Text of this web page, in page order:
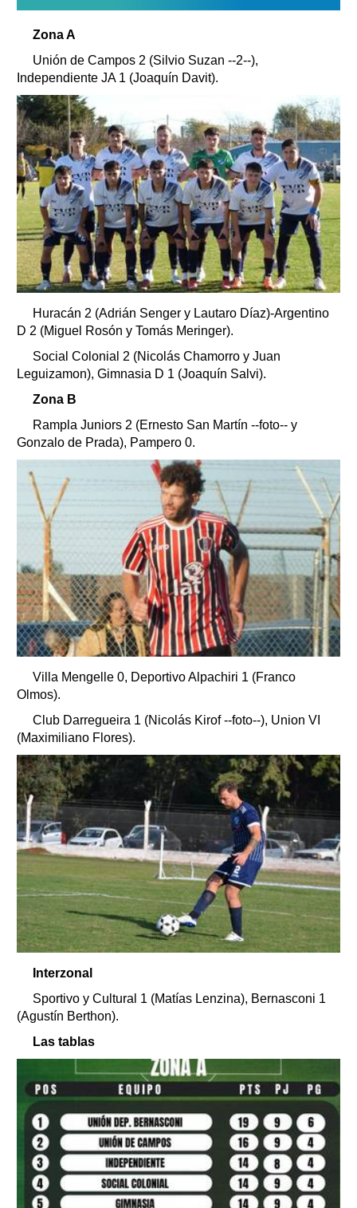
Zona A
Unión de Campos 2 (Silvio Suzan --2--),
Independiente JA 1 (Joaquín Davit).
Huracán 2 (Adrián Senger y Lautaro Díaz)-Argentino
D 2 (Miguel Rosón y Tomás Meringer).
Social Colonial 2 (Nicolás Chamorro y Juan
Leguizamon), Gimnasia D 1 (Joaquín Salvi).
Zona B
Rampla Juniors 2 (Ernesto San Martín --foto-- y
Gonzalo de Prada), Pampero 0.
Villa Mengelle 0, Deportivo Alpachiri 1 (Franco
Olmos).
Club Darregueira 1 (Nicolás Kirof --foto--), Union VI
(Maximiliano Flores).
Interzonal
Sportivo y Cultural 1 (Matías Lenzina), Bernasconi 1
(Agustín Berthon).
Las tablas